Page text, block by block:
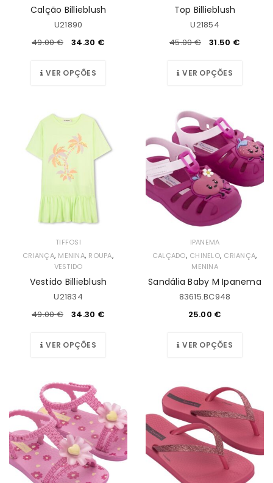
Calção Billieblush
U21890
49.00€ 34.30 €
VER OPÇÕES
Top Billieblush
U21854
45.00€ 31.50 €
VER OPÇÕES
TIFFOSI
CRIANÇA, MENINA, ROUPA,
VESTIDO
Vestido Billieblush
U21834
49.00€ 34.30 €
VER OPÇÕES
IPANEMA
CALÇADO, CHINELO, CRIANÇA,
MENINA
Sandália Baby M Ipanema
83615.BC948
25.00 €
VER OPÇÕES